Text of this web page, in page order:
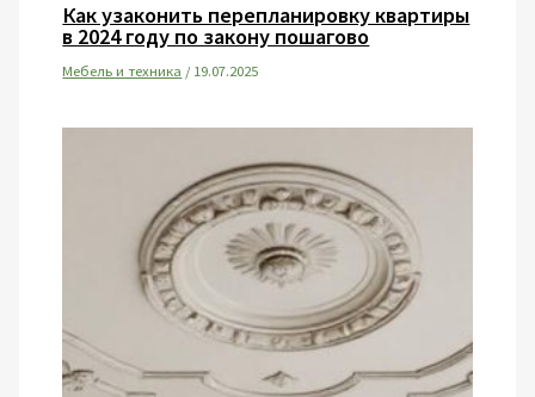
Как узаконить перепланировку квартиры
в 2024 году по закону пошагово
Мебель и техника /19.07.2025